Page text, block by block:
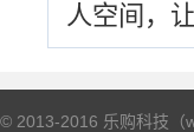
人空间，
© 2013-2016 乐购科技（